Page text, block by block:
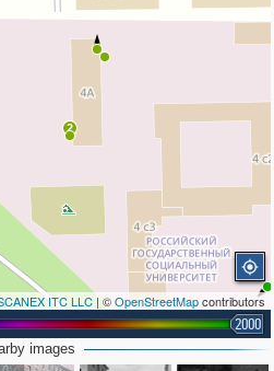
2
ITC LLC | ©OpenStreetMapcontributors
2000
images